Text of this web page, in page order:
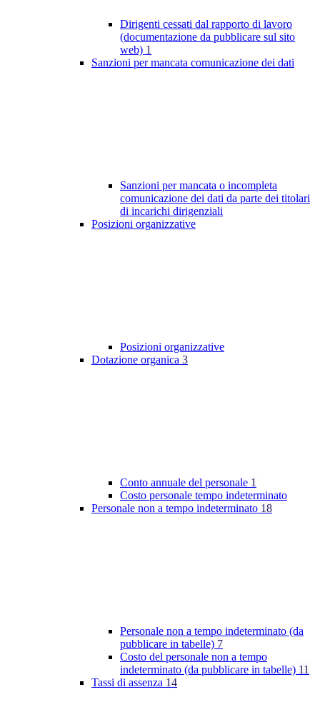
Dirigenti cessati dal rapporto di lavoro
(documentazione da pubblicare sul sito
web) 1
Sanzioni per mancata comunicazione dei dati
Sanzioni per mancata o incompleta
comunicazione dei dati da parte dei titolari
di incarichi dirigenziali
Posizioni organizzative
Posizioni organizzative
Dotazione organica 3
Conto annuale del personale 1
Costo personale tempo indeterminato
Personale non a tempo indeterminato 18
Personale non a tempo indeterminato (da
pubblicare in tabelle) 7
Costo del personale non a tempo
indeterminato (da pubblicare in tabelle) 11
Tassi di assenza 14